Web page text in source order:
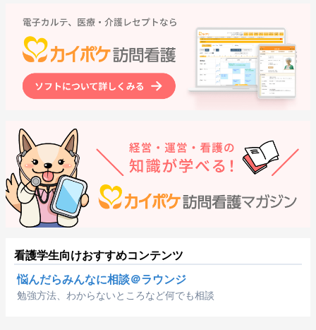
看護学生向けおすすめコンテンツ
悩んだらみんなに相談＠ラウンジ
勉強方法、わからないところなど何でも相談